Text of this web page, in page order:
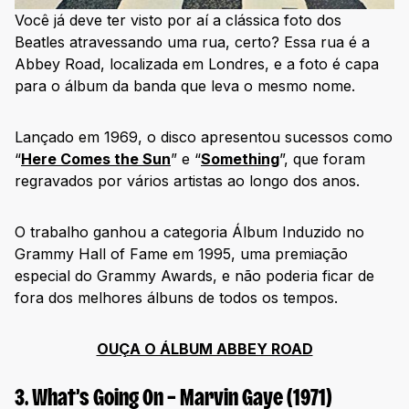
76. Superfly – Curtis Mayfield (1972)
77. Who’s Next – The Who (1971)
78. The Sun Sessions – Elvis Presley (1976)
79. Blonde – Frank Ocean (2016)
Sex Pistols (1977)
81. Beyoncé – Beyoncé (2013)
83. Dusty in Memphis – Dusty Springfield (1969)
84. Back in Black – AC/DC (1980)
85. Plastic Ono Band – John Lennon (1970)
87. Bitches Brew’ – Miles Davis (1970)
88. Hunky Dory – David Bowie (1971)
Você já deve ter visto por aí a clássica foto dos
Beatles atravessando uma rua, certo? Essa rua é a
Abbey Road, localizada em Londres, e a foto é capa
para o álbum da banda que leva o mesmo nome.
Lançado em 1969, o disco apresentou sucessos como
“Here Comes the Sun” e “Something”, que foram
regravados por vários artistas ao longo dos anos.
O trabalho ganhou a categoria Álbum Induzido no
Grammy Hall of Fame em 1995, uma premiação
especial do Grammy Awards, e não poderia ficar de
fora dos melhores álbuns de todos os tempos.
OUÇA O ÁLBUM ABBEY ROAD
3. What’s Going On – Marvin Gaye (1971)